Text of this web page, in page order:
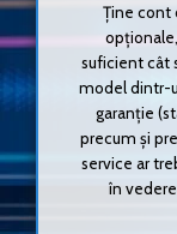
Ține cont
suficient cât
model dintr-
garanție
precum și
service ar
în